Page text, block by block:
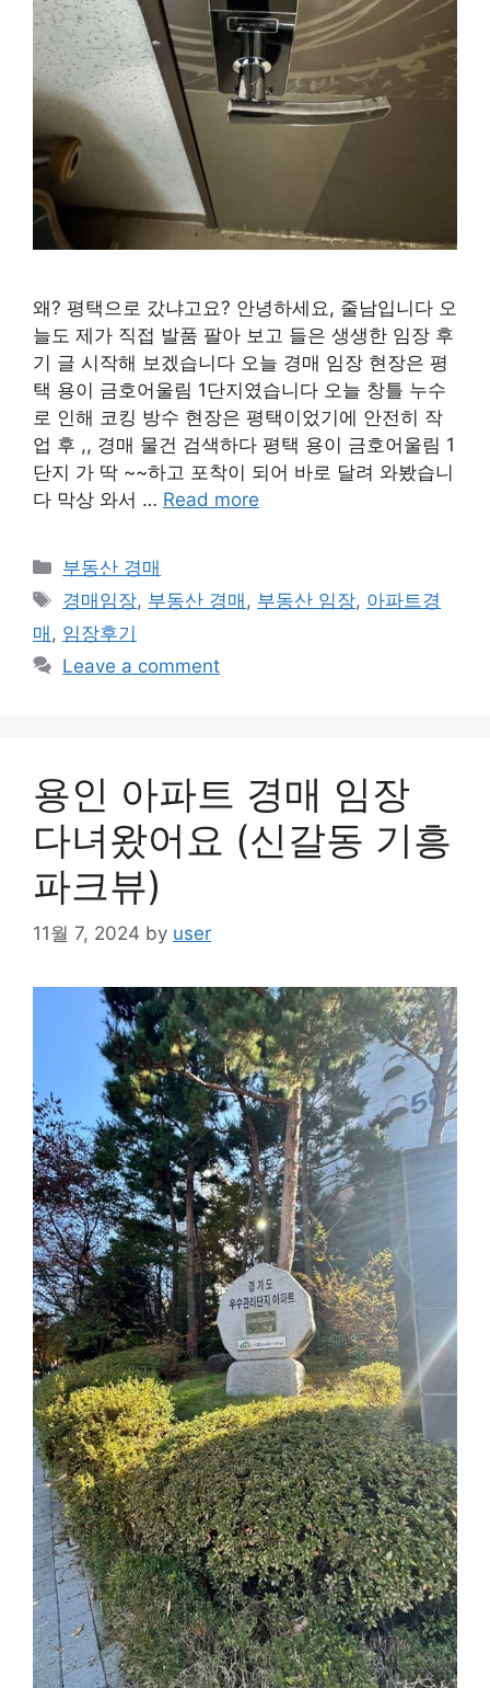
왜? 평택으로 갔냐고요? 안녕하세요, 줄남입니다 오
늘도 제가 직접 발품 팔아 보고 들은 생생한 임장 후
기 글 시작해 보겠습니다 오늘 경매 임장 현장은 평
택 용이 금호어울림 1단지였습니다 오늘 창틀 누수
로 인해 코킹 방수 현장은 평택이었기에 안전히 작
업 후 ,, 경매 물건 검색하다 평택 용이 금호어울림 1
단지 가 딱 ~~하고 포착이 되어 바로 달려 와봤습니
다 막상 와서 … Read more
Categories
부동산 경매
Tags
경매임장, 부동산 경매 , 부동산 임장, 아파트경
매 , 임장후기
Leave a comment
용인 아파트 경매 임장
다녀왔어요 (신갈동 기흥
파크뷰)
11월 7, 2024 by user